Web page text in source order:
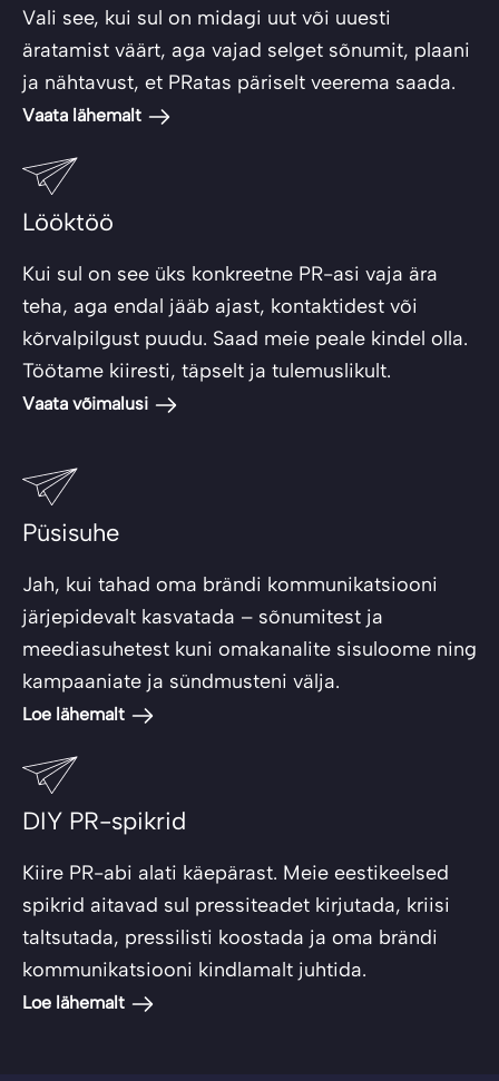
Vali see, kui sul on midagi uut või uuesti
äratamist väärt, aga vajad selget sõnumit, plaani
ja nähtavust, et PRatas päriselt veerema saada.
Vaata lähemalt
Lööktöö
Kui sul on see üks konkreetne PR-asi vaja ära
teha, aga endal jääb ajast, kontaktidest või
kõrvalpilgust puudu. Saad meie peale kindel olla.
Töötame kiiresti, täpselt ja tulemuslikult.
Vaata võimalusi
Püsisuhe
Jah, kui tahad oma brändi kommunikatsiooni
järjepidevalt kasvatada – sõnumitest ja
meediasuhetest kuni omakanalite sisuloome ning
kampaaniate ja sündmusteni välja.
Loe lähemalt
DIY PR-spikrid
Kiire PR-abi alati käepärast. Meie eestikeelsed
spikrid aitavad sul pressiteadet kirjutada, kriisi
taltsutada, pressilisti koostada ja oma brändi
kommunikatsiooni kindlamalt juhtida.
Loe lähemalt